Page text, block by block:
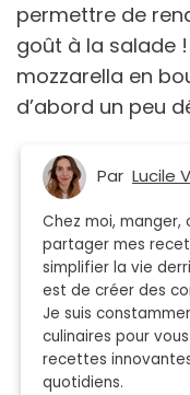
permettre de
goût à la salade
mozzarella en
d’abord un peu
Par Lucile
Chez moi, manger,
partager mes
simplifier la vie
est de créer des
Je suis
culinaires pour
recettes
quotidiens.